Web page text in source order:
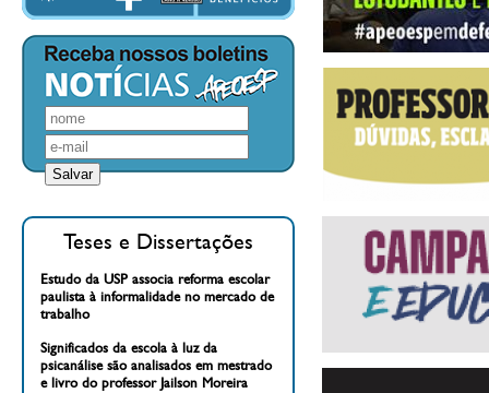
Teses e Dissertações
Estudo da USP associa reforma escolar
paulista à informalidade no mercado de
trabalho
Significados da escola à luz da
psicanálise são analisados em mestrado
e livro do professor Jailson Moreira